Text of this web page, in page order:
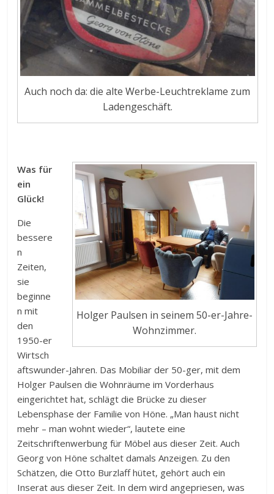
Auch noch da: die alte Werbe-Leuchtreklame zum
Ladengeschäft.
Holger Paulsen in seinem 50-er-Jahre-
Wohnzimmer.
Was für
ein
Glück!
Die
bessere
n
Zeiten,
sie
beginne
n mit
den
1950-er
Wirtsch
aftswunder-Jahren. Das Mobiliar der 50-ger, mit dem
Holger Paulsen die Wohnräume im Vorderhaus
eingerichtet hat, schlägt die Brücke zu dieser
Lebensphase der Familie von Höne. „Man haust nicht
mehr – man wohnt wieder“, lautete eine
Zeitschriftenwerbung für Möbel aus dieser Zeit. Auch
Georg von Höne schaltet damals Anzeigen. Zu den
Schätzen, die Otto Burzlaff hütet, gehört auch ein
Inserat aus dieser Zeit. In dem wird angepriesen, was